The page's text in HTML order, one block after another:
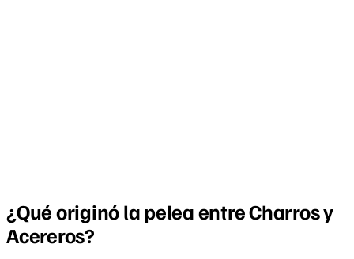
¿Qué originó la pelea entre Charros y
Acereros?